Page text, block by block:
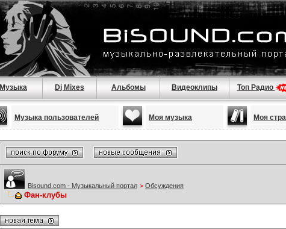
Музыка Dj Mixes Альбомы Видеоклипы Топ Радио
Музыка пользователей Моя музыка Моя
Bisound.com - Музыкальный портал > Обсуждения
Фан-клубы